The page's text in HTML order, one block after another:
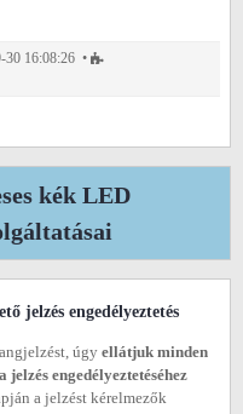
30 16:08:26 •
kék LED
jelzés engedélyeztetés
úgy ellátjuk minden
engedélyeztetéséhez
a jelzést kérelmezők